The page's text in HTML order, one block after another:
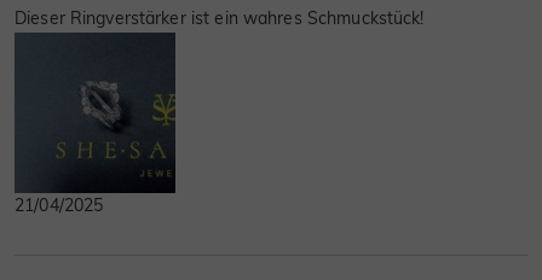
Dieser Ringverstärker ist ein wahres Schmuckstück!
21/04/2025